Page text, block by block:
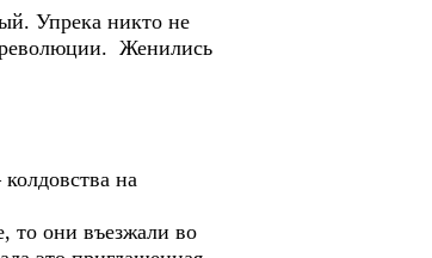
Упрека никто не
Женились
на
то они въезжали во